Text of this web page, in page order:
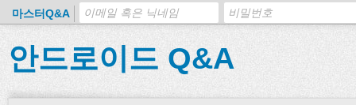
마스터Q&A
안드로이드 Q&A